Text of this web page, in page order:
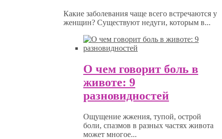
Какие заболевания чаще всего встречаются у
женщин? Существуют недуги, которым в...
О чем говорит боль в
животе: 9
разновидностей
Ощущение жжения, тупой, острой
боли, спазмов в разных частях живота
может многое...